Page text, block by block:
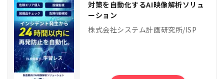
対策を自動化するAI映像解析ソリュ
ーション
株式会社システム計画研究所/ISP